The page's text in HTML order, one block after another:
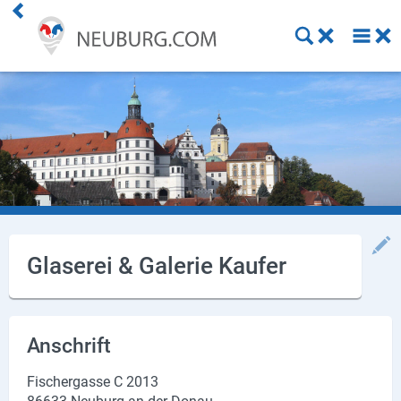
Glaserei & Galerie Kaufer
Anschrift
Fischergasse C 2013
Handwerk
Gastronomie
Dienstleistung
Gesundheit
Stellenanzeigen
Online Shops